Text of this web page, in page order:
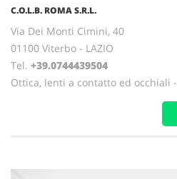
C.O.L.B. ROMA S.R.L.
Via Dei Monti Cimini, 40
01100 Viterbo - LAZIO
Tel. +39.0744439504
Ottica, lenti a contatto ed occhiali